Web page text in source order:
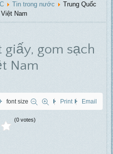
Tin trong nước
Trung Quốc
Nam
giấy, gom sạch
Nam
font size Print Email
(0 votes)